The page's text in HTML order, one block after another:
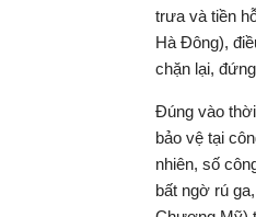
trưa và tiền
Hà Đông),
chặn lại,
Đúng vào
bảo vệ tại
nhiên, số
bất ngờ rú